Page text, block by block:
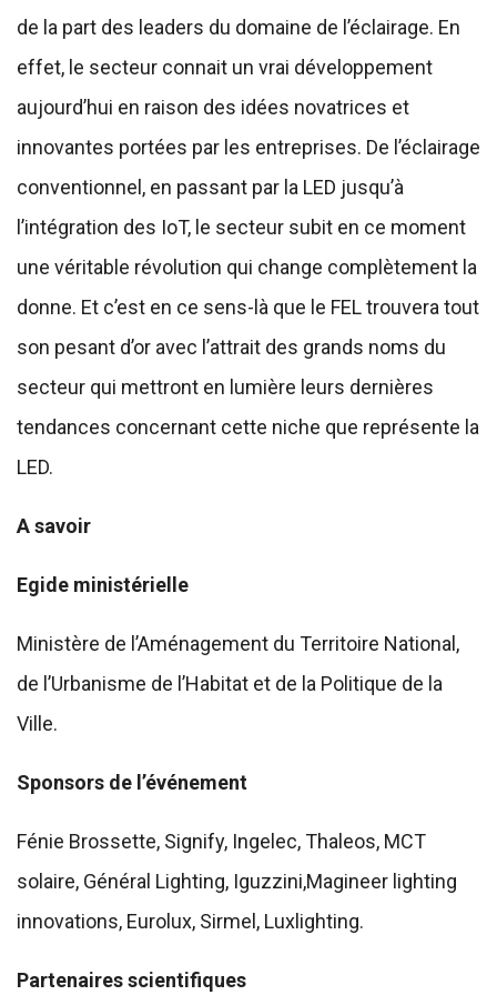
de la part des leaders du domaine de l’éclairage. En
effet, le secteur connait un vrai développement
aujourd’hui en raison des idées novatrices et
innovantes portées par les entreprises. De l’éclairage
conventionnel, en passant par la LED jusqu’à
l’intégration des IoT, le secteur subit en ce moment
une véritable révolution qui change complètement la
donne. Et c’est en ce sens-là que le FEL trouvera tout
son pesant d’or avec l’attrait des grands noms du
secteur qui mettront en lumière leurs dernières
tendances concernant cette niche que représente la
LED.
A savoir
Egide ministérielle
Ministère de l’Aménagement du Territoire National,
de l’Urbanisme de l’Habitat et de la Politique de la
Ville.
Sponsors de l’événement
Fénie Brossette, Signify, Ingelec, Thaleos, MCT
solaire, Général Lighting, Iguzzini,Magineer lighting
innovations, Eurolux, Sirmel, Luxlighting.
Partenaires scientifiques